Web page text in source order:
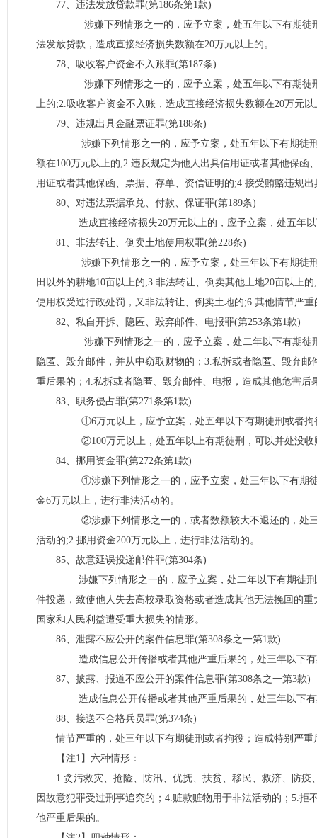
77、违法发放贷款罪(第186条第1款)
涉嫌下列情形之一的，应予立案，处五年以下有期徒刑
法发放贷款，造成直接经济损失数额在20万元以上的。
78、吸收客户资金不入账罪(第187条)
涉嫌下列情形之一的，应予立案，处五年以下有期徒刑
上的;2.吸收客户资金不入账，造成直接经济损失数额在20万元以
79、违规出具金融票证罪(第188条)
涉嫌下列情形之一的，应予立案，处五年以下有期徒刑
额在100万元以上的;2.违反规定为他人出具信用证或者其他保
用证或者其他保函、票据、存单、资信证明的;4.接受贿赂违规
80、对违法票据承兑、付款、保证罪(第189条)
造成直接经济损失20万元以上的，应予立案，处五年以
81、非法转让、倒卖土地使用权罪(第228条)
涉嫌下列情形之一的，应予立案，处三年以下有期徒刑
田以外的耕地10亩以上的;3.非法转让、倒卖其他土地20亩以上
使用权受过行政处罚，又非法转让、倒卖土地的;6.其他情节严重
82、私自开拆、隐匿、毁弃邮件、电报罪(第253条第1款)
涉嫌下列情形之一的，应予立案，处二年以下有期徒刑
隐匿、毁弃邮件，并从中窃取财物的；3.私拆或者隐匿、毁弃
重后果的；4.私拆或者隐匿、毁弃邮件、电报，造成其他危害后
83、职务侵占罪(第271条第1款)
①6万元以上，应予立案，处五年以下有期徒刑或者拘
②100万元以上，处五年以上有期徒刑，可以并处没收
84、挪用资金罪(第272条第1款)
①涉嫌下列情形之一的，应予立案，处三年以下有期徒
金6万元以上，进行非法活动的。
②涉嫌下列情形之一的，或者数额较大不退还的，处三
活动的;2.挪用资金200万元以上，进行非法活动的。
85、故意延误投递邮件罪(第304条)
涉嫌下列情形之一的，应予立案，处二年以下有期徒刑
件投递，致使他人失去高校录取资格或者造成其他无法挽回的
国家和人民利益遭受重大损失的情形。
86、泄露不应公开的案件信息罪(第308条之一第1款)
造成信息公开传播或者其他严重后果的，处三年以下有
87、披露、报道不应公开的案件信息罪(第308条之一第3款)
造成信息公开传播或者其他严重后果的，处三年以下有
88、接送不合格兵员罪(第374条)
情节严重的，处三年以下有期徒刑或者拘役；造成特别严
【注1】六种情形：
1.贪污救灾、抢险、防汛、优抚、扶贫、移民、救济、防
因故意犯罪受过刑事追究的；4.赃款赃物用于非法活动的；5.
他严重后果的。